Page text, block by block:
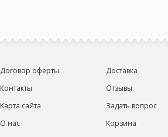
Договор оферты
Контакты
Карта сайта
О нас
Доставка
Отзывы
Задать вопрос
Корзина